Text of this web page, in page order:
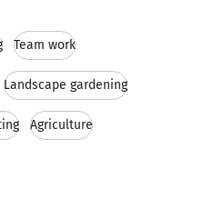
Team work
Landscape gardening
Agriculture